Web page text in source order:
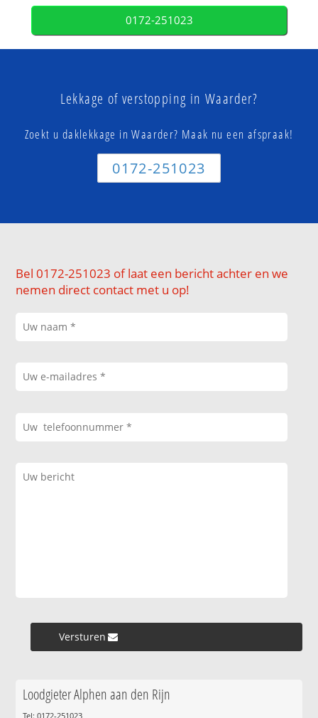
0172-251023
Lekkage of verstopping in Waarder?
Zoekt u daklekkage in Waarder? Maak nu een afspraak!
0172-251023
Bel 0172-251023 of laat een bericht achter en we
nemen direct contact met u op!
Versturen »
Loodgieter Alphen aan den Rijn
Tel: 0172-251023